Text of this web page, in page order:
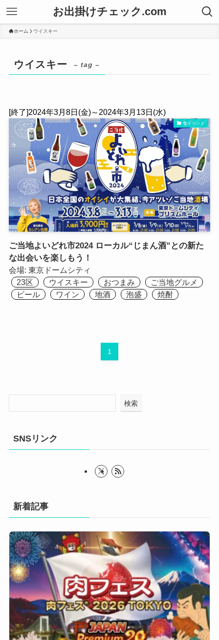
お出掛けチェック.com
ホーム ウイスキー
ウイスキー – tag –
[終了]2024年3月8日(金)～2024年3月13日(水)
食イベント
ご当地よいどれ市2024 ローカル“じまん酒”との新た
な出会いを楽しもう！
会場: 東京ドームシティ
23区
ウイスキー おつまみ
ご当地グルメ
ビール
ワイン 地酒 泡盛 焼酎
1
検索
SNSリンク
新着記事